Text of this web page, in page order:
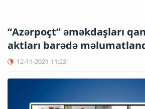
“Azərpoçt” əməkdaşları
aktları barədə
12-11-2021 11:22